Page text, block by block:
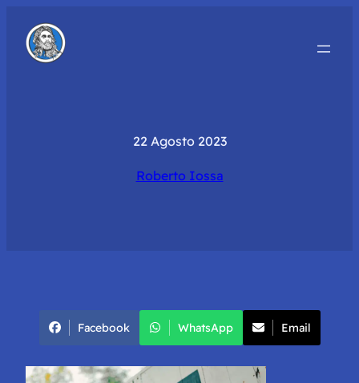
22 Agosto 2023
Roberto Iossa
Facebook WhatsApp Email